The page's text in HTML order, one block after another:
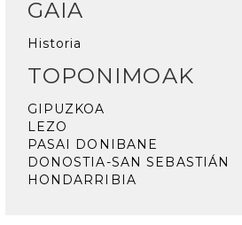
GAIA
Historia
TOPONIMOAK
GIPUZKOA
LEZO
PASAI DONIBANE
DONOSTIA-SAN SEBASTIÁN
HONDARRIBIA